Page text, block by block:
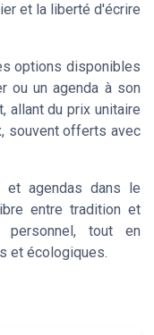
et la liberté d'écrire
options disponibles
ou unagenda à son
allant duprix unitaire
souvent offerts avec
et agendas dans le
entre tradition et
personnel, tout en
et écologiques.